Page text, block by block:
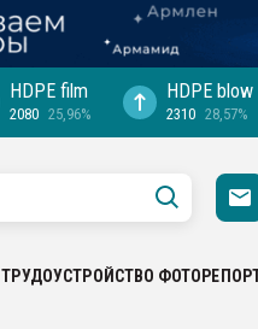
HDPE film
2080 25,96%
HDPE blow
2310 28,57%
ТРУДОУСТРОЙСТВО